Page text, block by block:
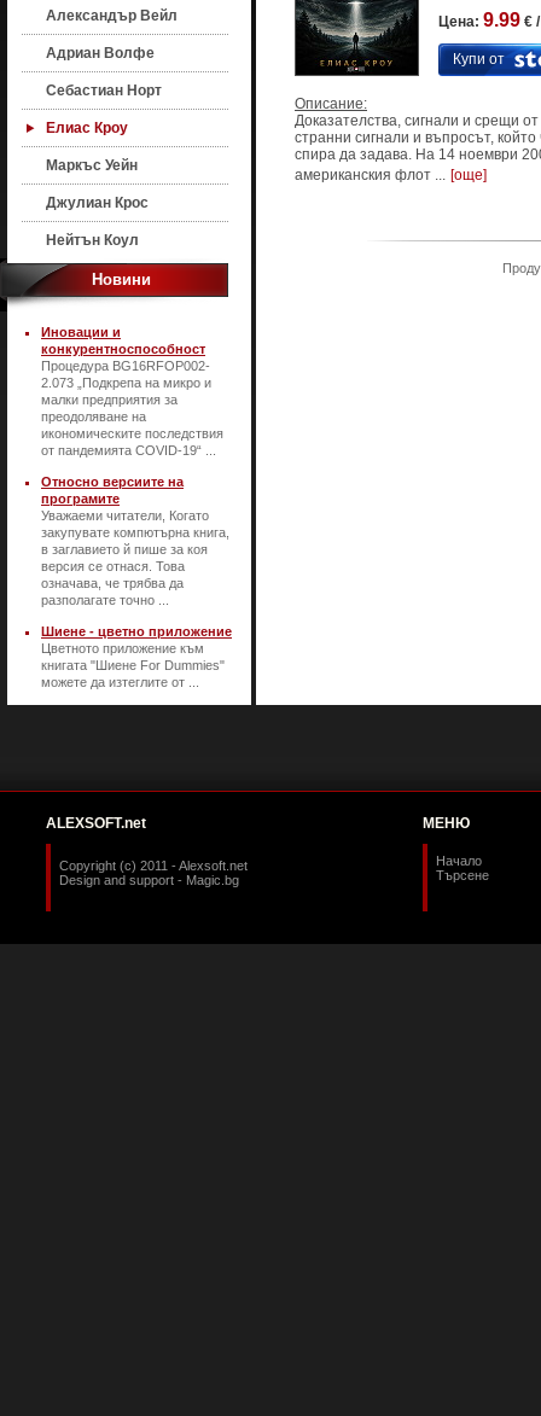
Александър Вейл
Адриан Волфе
Себастиан Норт
Елиас Кроу
Маркъс Уейн
Джулиан Крос
Нейтън Коул
Новини
Иновации и
конкурентноспособност
Процедура BG16RFOP002-
2.073 „Подкрепа на микро и
малки предприятия за
преодоляване на
икономическите последствия
от пандемията COVID-19“ ...
Относно версиите на
програмите
Уважаеми читатели, Когато
закупувате компютърна книга,
в заглавието й пише за коя
версия се отнася. Това
означава, че трябва да
разполагате точно ...
Шиене - цветно приложение
Цветното приложение към
книгата "Шиене For Dummies"
можете да изтеглите от ...
Цена: 9.99 €
Купи от
Описание:
Доказателства, сигнали и срещи
странни сигнали и въпросът, който
спира да задава. На 14 ноември
американския флот ... [още]
ALEXSOFT.net
Copyright (c) 2011 - Alexsoft.net
Design and support - Magic.bg
МЕНЮ
Начало
Търсене